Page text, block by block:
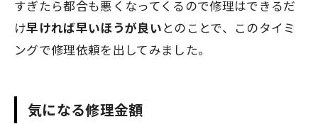
すぎたら都合も悪くなってくるので修理はできるだ
け早ければ早いほうが良いとのことで、このタイミ
ングで修理依頼を出してみました。
気になる修理金額